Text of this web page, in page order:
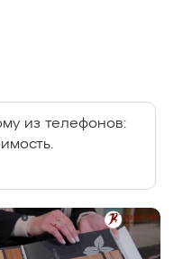
из телефонов: